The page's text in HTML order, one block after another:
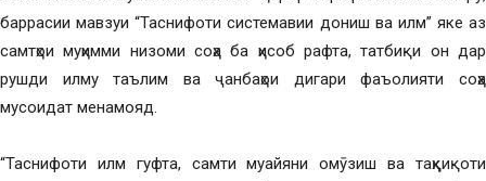
баррасии мавзуи “Таснифоти системавии дониш ва илм” яке аз
самтҳои муҳимми низоми соҳа ба ҳисоб рафта, татбиқи он дар
рушди илму таълим ва ҷанбаҳои дигари фаъолияти соҳа
мусоидат менамояд.
“Таснифоти илм гуфта, самти муайяни омӯзиш ва таҳқиқоти